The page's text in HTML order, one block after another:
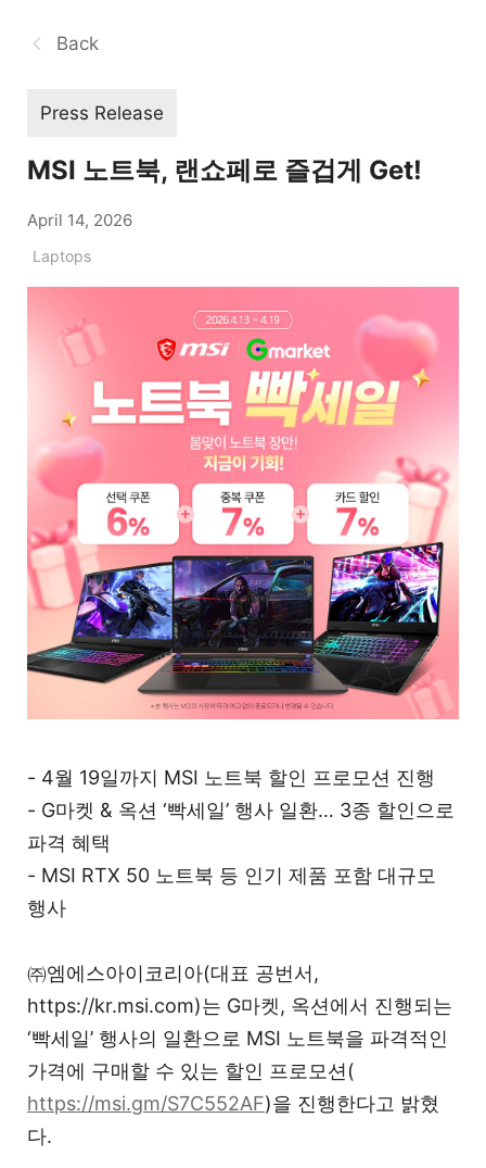
Back
Press Release
MSI 노트북, 랜쇼페로 즐겁게 Get!
April 14, 2026
Laptops
- 4월 19일까지 MSI 노트북 할인 프로모션 진행
- G마켓 & 옥션 ‘빡세일’ 행사 일환… 3종 할인으로
파격 혜택
- MSI RTX 50 노트북 등 인기 제품 포함 대규모
행사
㈜엠에스아이코리아(대표 공번서,
https://kr.msi.com)는 G마켓, 옥션에서 진행되는
‘빡세일’ 행사의 일환으로 MSI 노트북을 파격적인
가격에 구매할 수 있는 할인 프로모션(
https://msi.gm/S7C552AF​)을 진행한다고 밝혔
다.